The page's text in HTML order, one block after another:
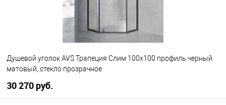
Душевой уголок AVS Трапеция Слим 100x100 профиль черный
матовый, стекло прозрачное
30 270 руб.